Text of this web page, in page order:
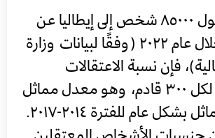
بالنظر إلى وصول ٨٥٠٠٠ شخص إلى إيطاليا عن
طريق البحر خلال عام ٢٠٢٢ (وفقًا لبيانات وزارة
فإن نسبة الاعتقالات
شخص واحد لكل ٣٠٠ قادم، وهو معدل مماثل
لعام ٢٠٢١ ومماثل بشكل عام للفترة ٢٠١٤-٢٠١٧.